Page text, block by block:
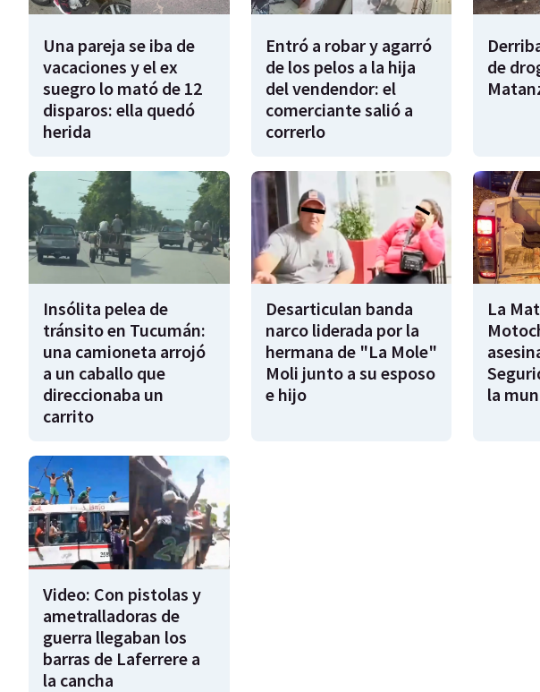
Una pareja se iba de
vacaciones y el ex
suegro lo mató de 12
disparos: ella quedó
herida
Entró a robar y agarró
de los pelos a la hija
del vendendor: el
comerciante salió a
correrlo
de
Insólita pelea de
tránsito en Tucumán:
una camioneta arrojó
a un caballo que
direccionaba un
carrito
Desarticulan banda
narco liderada por la
hermana de "La Mole"
Moli junto a su esposo
e hijo
La
la
Video: Con pistolas y
ametralladoras de
guerra llegaban los
barras de Laferrere a
la cancha